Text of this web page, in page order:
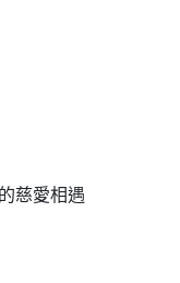
慈愛相遇